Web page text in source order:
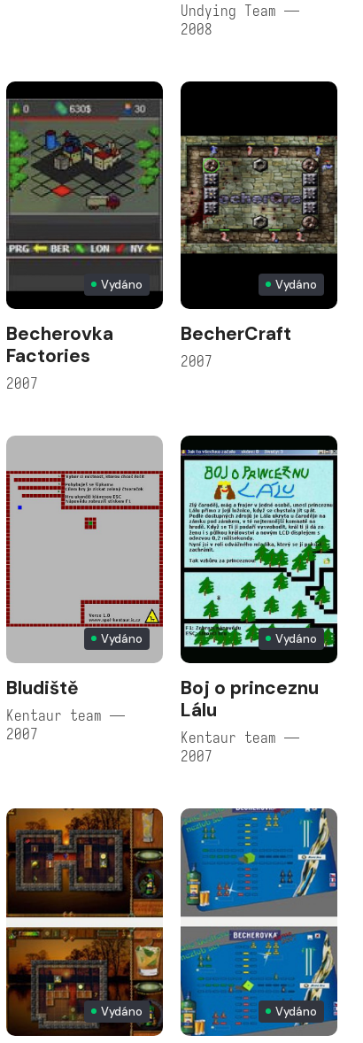
Undying Team —
2008
Vydáno
Becherovka
Factories
2007
Vydáno
BecherCraft
2007
Vydáno
Bludiště
Kentaur team —
2007
Vydáno
Boj o princeznu
Lálu
Kentaur team —
2007
Vydáno Vydáno